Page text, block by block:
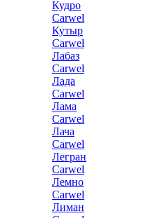
Кудро
Carwel
Кутыр
Carwel
Лабаз
Carwel
Лада
Carwel
Лама
Carwel
Лача
Carwel
Легран
Carwel
Лемно
Carwel
Лиман